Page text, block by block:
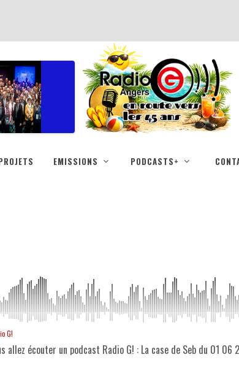
EMISSIONS PODCASTS+
G!
allez écouter un podcast Radio G! : La case de Seb du 01 06